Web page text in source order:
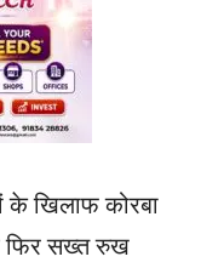
के खिलाफ कोरबा
फिर सख्त रुख